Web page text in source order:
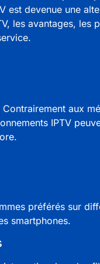
est devenue une
les avantages, les
aux
IPTV
préférés sur
smartphones.